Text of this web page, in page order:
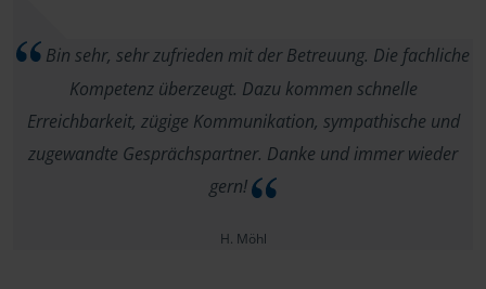
Bin sehr, sehr zufrieden mit der Betreuung. Die fachliche
Kompetenz überzeugt. Dazu kommen schnelle
Erreichbarkeit, zügige Kommunikation, sympathische und
zugewandte Gesprächspartner. Danke und immer wieder
gern!
H. Möhl